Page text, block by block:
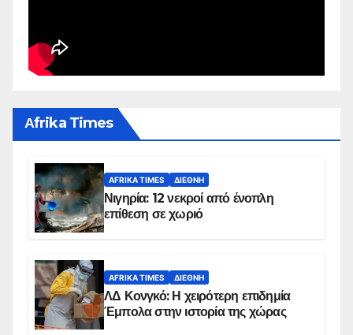
Αfrika Times
AFRIKA TIMES ΔΙΕΘΝΉ
Νιγηρία: 12 νεκροί από ένοπλη
επίθεση σε χωριό
AFRIKA TIMES ΔΙΕΘΝΉ
ΛΔ Κονγκό: Η χειρότερη επιδημία
Έμπολα στην ιστορία της χώρας